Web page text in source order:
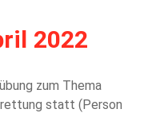
2022
zum Thema
statt (Person